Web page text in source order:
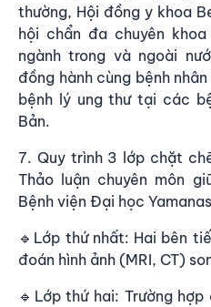
thường, Hội đồng y khoa
hội chẩn đa chuyên
ngành trong và ngoài
đồng hành cùng bệnh
bệnh lý ung thư tại các
Bản.
7. Quy trình 3 lớp chặt
Thảo luận chuyên môn
Bệnh viện Đại học
🔹Lớp thứ nhất: Hai bên
đoán hình ảnh (MRI, CT)
🔹Lớp thứ hai: Trường